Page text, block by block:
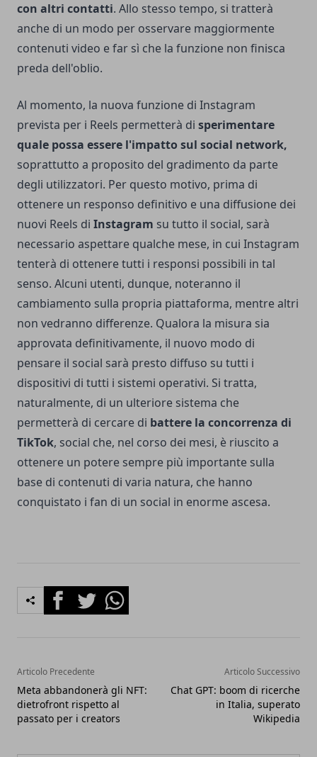
con altri contatti. Allo stesso tempo, si tratterà
anche di un modo per osservare maggiormente
contenuti video e far sì che la funzione non finisca
preda dell'oblio.
Al momento, la nuova funzione di Instagram
prevista per i Reels permetterà di sperimentare
quale possa essere l'impatto sul social network,
soprattutto a proposito del gradimento da parte
degli utilizzatori. Per questo motivo, prima di
ottenere un responso definitivo e una diffusione dei
nuovi Reels di Instagram su tutto il social, sarà
necessario aspettare qualche mese, in cui Instagram
tenterà di ottenere tutti i responsi possibili in tal
senso. Alcuni utenti, dunque, noteranno il
cambiamento sulla propria piattaforma, mentre altri
non vedranno differenze. Qualora la misura sia
approvata definitivamente, il nuovo modo di
pensare il social sarà presto diffuso su tutti i
dispositivi di tutti i sistemi operativi. Si tratta,
naturalmente, di un ulteriore sistema che
permetterà di cercare di battere la concorrenza di
TikTok, social che, nel corso dei mesi, è riuscito a
ottenere un potere sempre più importante sulla
base di contenuti di varia natura, che hanno
conquistato i fan di un social in enorme ascesa.
FacebookTwitterWhatsapp
Articolo Precedente
Meta abbandonerà gli NFT:
dietrofront rispetto al
passato per i creators
Articolo Successivo
Chat GPT: boom di ricerche
in Italia, superato
Wikipedia